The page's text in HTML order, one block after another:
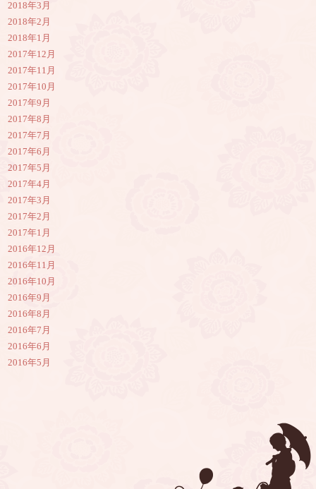
2018年3月
2018年2月
2018年1月
2017年12月
2017年11月
2017年10月
2017年9月
2017年8月
2017年7月
2017年6月
2017年5月
2017年4月
2017年3月
2017年2月
2017年1月
2016年12月
2016年11月
2016年10月
2016年9月
2016年8月
2016年7月
2016年6月
2016年5月